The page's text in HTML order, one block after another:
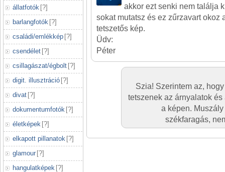
állatfotók [?]
barlangfotók [?]
családi/emlékkép [?]
csendélet [?]
csillagászat/égbolt [?]
digit. illusztráció [?]
divat [?]
dokumentumfotók [?]
életképek [?]
elkapott pillanatok [?]
glamour [?]
hangulatképek [?]
akkor ezt senki nem találja
sokat mutatsz és ez zűrzavart okoz
tetszetős kép.
Üdv:
Péter
Szia! Szerintem az,
tetszenek az árnyalatok
a képen.
székfaragás,